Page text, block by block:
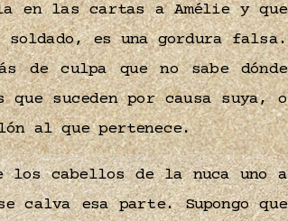
en las cartas a Amélie y que
es una gordura falsa.
de culpa que no sabe dónde
suceden por causa suya, o
al que pertenece.
cabellos de la nuca uno a
calva esa parte. Supongo que